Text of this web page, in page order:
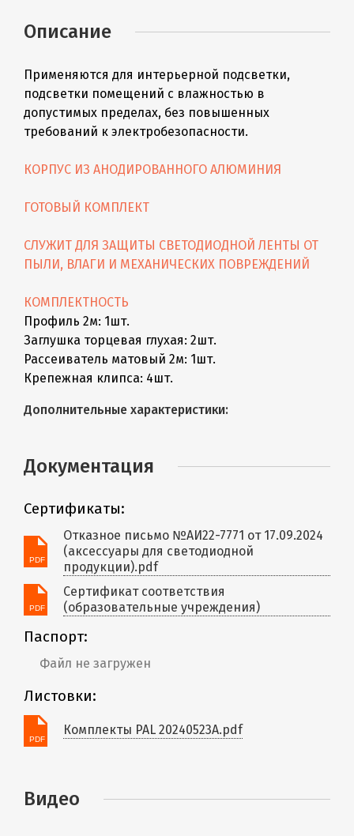
Описание
Применяются для интерьерной подсветки,
подсветки помещений с влажностью в
допустимых пределах, без повышенных
требований к электробезопасности.
КОРПУС ИЗ АНОДИРОВАННОГО АЛЮМИНИЯ
ГОТОВЫЙ КОМПЛЕКТ
СЛУЖИТ ДЛЯ ЗАЩИТЫ СВЕТОДИОДНОЙ ЛЕНТЫ ОТ
ПЫЛИ, ВЛАГИ И МЕХАНИЧЕСКИХ ПОВРЕЖДЕНИЙ
КОМПЛЕКТНОСТЬ
Профиль 2м: 1шт.
Заглушка торцевая глухая: 2шт.
Рассеиватель матовый 2м: 1шт.
Крепежная клипса: 4шт.
Дополнительные характеристики:
Документация
Сертификаты:
Отказное письмо №АИ22-7771 от 17.09.2024
(аксессуары для светодиодной
продукции).pdf
Сертификат соответствия
(образовательные учреждения)
Паспорт:
Файл не загружен
Листовки:
Комплекты PAL 20240523A.pdf
Видео